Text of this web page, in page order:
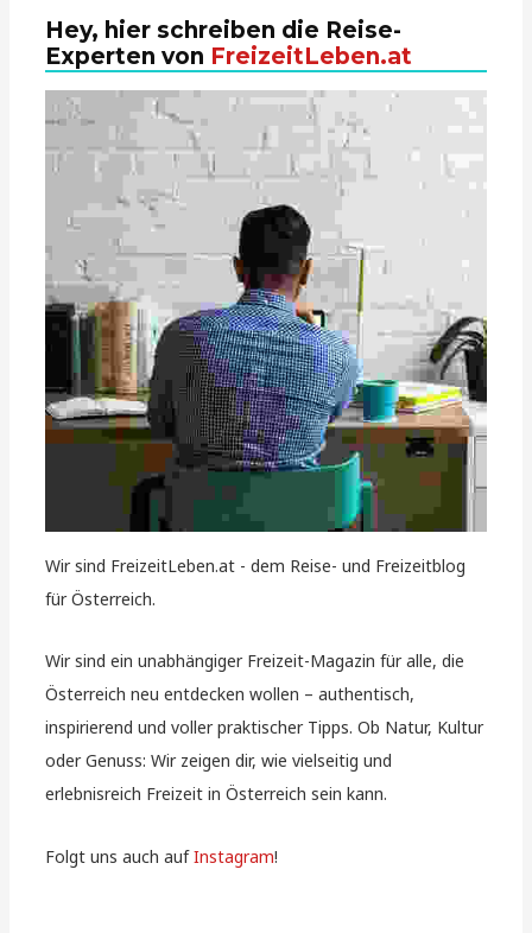
Hey, hier schreiben die Reise-
Experten von FreizeitLeben.at
Wir sind FreizeitLeben.at - dem Reise- und Freizeitblog
für Österreich.
Wir sind ein unabhängiger Freizeit-Magazin für alle, die
Österreich neu entdecken wollen – authentisch,
inspirierend und voller praktischer Tipps. Ob Natur, Kultur
oder Genuss: Wir zeigen dir, wie vielseitig und
erlebnisreich Freizeit in Österreich sein kann.
Folgt uns auch aufInstagram!